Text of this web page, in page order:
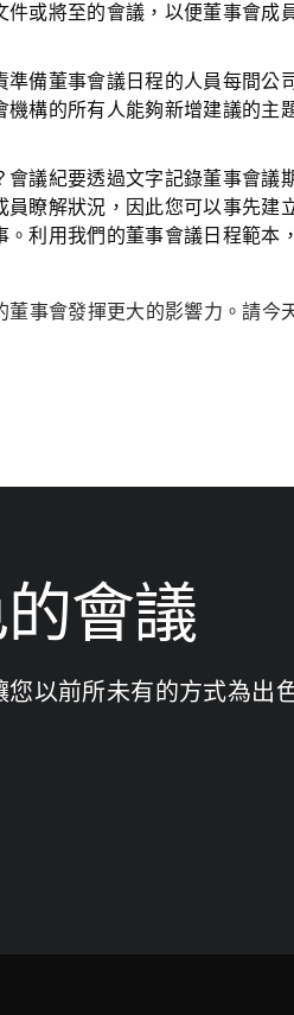
件或將至的會議，以便董事會成
準備董事會議日程的人員每間公
機構的所有人能夠新增建議的主
會議紀要透過文字記錄董事會議
瞭解狀況，因此您可以事先建
利用我們的董事會議日程範本
事會發揮更大的影響力。請今
會議
以前所未有的方式為出